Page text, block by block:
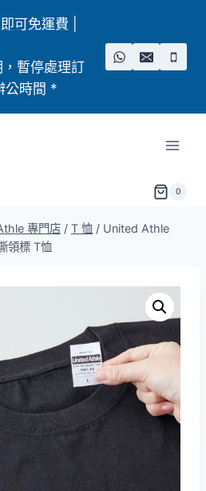
可免運費
暫停處理訂
公時間 *
0
專門店 / T 恤 / United Athle
領標 T恤